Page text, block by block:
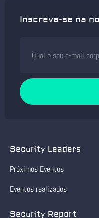
Inscreva-se na
Security Leaders
Próximos Eventos
Eventos realizados
Security Report